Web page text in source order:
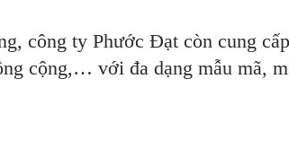
công ty Phước Đạt còn cung
cộng,… với đa dạng mẫu mã,